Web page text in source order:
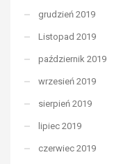
grudzień 2019
Listopad 2019
październik 2019
wrzesień 2019
sierpień 2019
lipiec 2019
czerwiec 2019